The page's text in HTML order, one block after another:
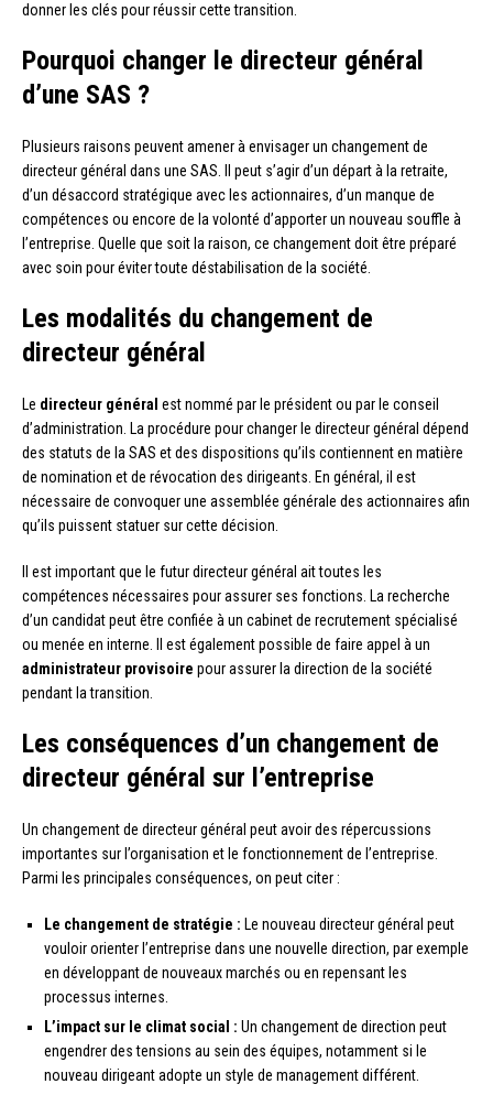
donner les clés pour réussir cette transition.
Pourquoi changer le directeur général
d’une SAS ?
Plusieurs raisons peuvent amener à envisager un changement de
directeur général dans une SAS. Il peut s’agir d’un départ à la retraite,
d’un désaccord stratégique avec les actionnaires, d’un manque de
compétences ou encore de la volonté d’apporter un nouveau souffle à
l’entreprise. Quelle que soit la raison, ce changement doit être préparé
avec soin pour éviter toute déstabilisation de la société.
Les modalités du changement de
directeur général
Le directeur général est nommé par le président ou par le conseil
d’administration. La procédure pour changer le directeur général dépend
des statuts de la SAS et des dispositions qu’ils contiennent en matière
de nomination et de révocation des dirigeants. En général, il est
nécessaire de convoquer une assemblée générale des actionnaires afin
qu’ils puissent statuer sur cette décision.
Il est important que le futur directeur général ait toutes les
compétences nécessaires pour assurer ses fonctions. La recherche
d’un candidat peut être confiée à un cabinet de recrutement spécialisé
ou menée en interne. Il est également possible de faire appel à un
administrateur provisoire pour assurer la direction de la société
pendant la transition.
Les conséquences d’un changement de
directeur général sur l’entreprise
Un changement de directeur général peut avoir des répercussions
importantes sur l’organisation et le fonctionnement de l’entreprise.
Parmi les principales conséquences, on peut citer :
Le changement de stratégie : Le nouveau directeur général peut
vouloir orienter l’entreprise dans une nouvelle direction, par exemple
en développant de nouveaux marchés ou en repensant les
processus internes.
L’impact sur le climat social : Un changement de direction peut
engendrer des tensions au sein des équipes, notamment si le
nouveau dirigeant adopte un style de management différent.